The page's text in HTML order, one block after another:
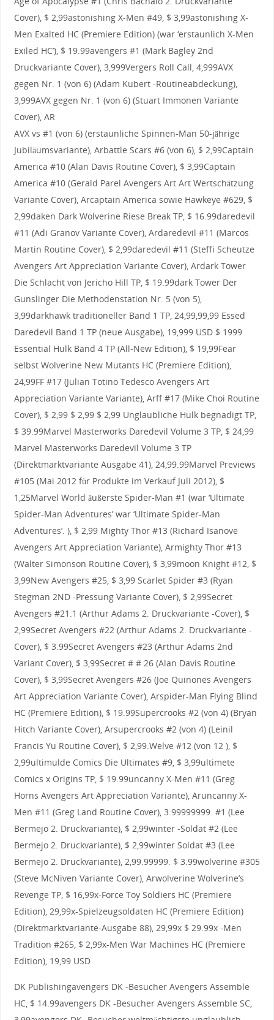
Cover), $ 2,99astonishing X-Men #49, $ 3,99astonishing X-
Men Exalted HC (Premiere Edition) (war ‘erstaunlich X-Men
Exiled HC’), $ 19.99avengers #1 (Mark Bagley 2nd
Druckvariante Cover), 3,999Vergers Roll Call, 4,999AVX
gegen Nr. 1 (von 6) (Adam Kubert -Routineabdeckung),
3,999AVX gegen Nr. 1 (von 6) (Stuart Immonen Variante
Cover), AR
AVX vs #1 (von 6) (erstaunliche Spinnen-Man 50-jährige
Jubiläumsvariante), Arbattle Scars #6 (von 6), $ 2,99Captain
America #10 (Alan Davis Routine Cover), $ 3,99Captain
America #10 (Gerald Parel Avengers Art Art Wertschätzung
Variante Cover), Arcaptain America sowie Hawkeye #629, $
2,99daken Dark Wolverine Riese Break TP, $ 16.99daredevil
#11 (Adi Granov Variante Cover), Ardaredevil #11 (Marcos
Martin Routine Cover), $ 2,99daredevil #11 (Steffi Scheutze
Avengers Art Appreciation Variante Cover), Ardark Tower
Die Schlacht von Jericho Hill TP, $ 19.99dark Tower Der
Gunslinger Die Methodenstation Nr. 5 (von 5),
3,99darkhawk traditioneller Band 1 TP, 24,99,99,99 Essed
Daredevil Band 1 TP (neue Ausgabe), 19,999 USD $ 1999
Essential Hulk Band 4 TP (All-New Edition), $ 19,99Fear
selbst Wolverine New Mutants HC (Premiere Edition),
24,99FF #17 (Julian Totino Tedesco Avengers Art
Appreciation Variante Variante), Arff #17 (Mike Choi Routine
Cover), $ 2,99 $ 2,99 $ 2,99 Unglaubliche Hulk begnadigt TP,
$ 39.99Marvel Masterworks Daredevil Volume 3 TP, $ 24,99
Marvel Masterworks Daredevil Volume 3 TP
(Direktmarktvariante Ausgabe 41), 24,99.99Marvel Previews
#105 (Mai 2012 für Produkte im Verkauf Juli 2012), $
1,25Marvel World äußerste Spider-Man #1 (war ‘Ultimate
Spider-Man Adventures’ war ‘Ultimate Spider-Man
Adventures’. ), $ 2,99 Mighty Thor #13 (Richard Isanove
Avengers Art Appreciation Variante), Armighty Thor #13
(Walter Simonson Routine Cover), $ 3,99moon Knight #12, $
3,99New Avengers #25, $ 3,99 Scarlet Spider #3 (Ryan
Stegman 2ND -Pressung Variante Cover), $ 2,99Secret
Avengers #21.1 (Arthur Adams 2. Druckvariante -Cover), $
2,99Secret Avengers #22 (Arthur Adams 2. Druckvariante -
Cover), $ 3.99Secret Avengers #23 (Arthur Adams 2nd
Variant Cover), $ 3,99Secret # # 26 (Alan Davis Routine
Cover), $ 3,99Secret Avengers #26 (Joe Quinones Avengers
Art Appreciation Variante Cover), Arspider-Man Flying Blind
HC (Premiere Edition), $ 19.99Supercrooks #2 (von 4) (Bryan
Hitch Variante Cover), Arsupercrooks #2 (von 4) (Leinil
Francis Yu Routine Cover), $ 2,99.Welve #12 (von 12 ), $
2,99ultimulde Comics Die Ultimates #9, $ 3,99ultimete
Comics x Origins TP, $ 19.99uncanny X-Men #11 (Greg
Horns Avengers Art Appreciation Variante), Aruncanny X-
Men #11 (Greg Land Routine Cover), 3.99999999. #1 (Lee
Bermejo 2. Druckvariante), $ 2,99winter -Soldat #2 (Lee
Bermejo 2. Druckvariante), $ 2,99winter Soldat #3 (Lee
Bermejo 2. Druckvariante), 2,99.99999. $ 3.99wolverine #305
(Steve McNiven Variante Cover), Arwolverine Wolverine’s
Revenge TP, $ 16,99x-Force Toy Soldiers HC (Premiere
Edition), 29,99x-Spielzeugsoldaten HC (Premiere Edition)
(Direktmarktvariante-Ausgabe 88), 29,99x $ 29.99x -Men
Tradition #265, $ 2,99x-Men War Machines HC (Premiere
Edition), 19,99 USD
DK Publishingavengers DK -Besucher Avengers Assemble
HC, $ 14.99avengers DK -Besucher Avengers Assemble SC,